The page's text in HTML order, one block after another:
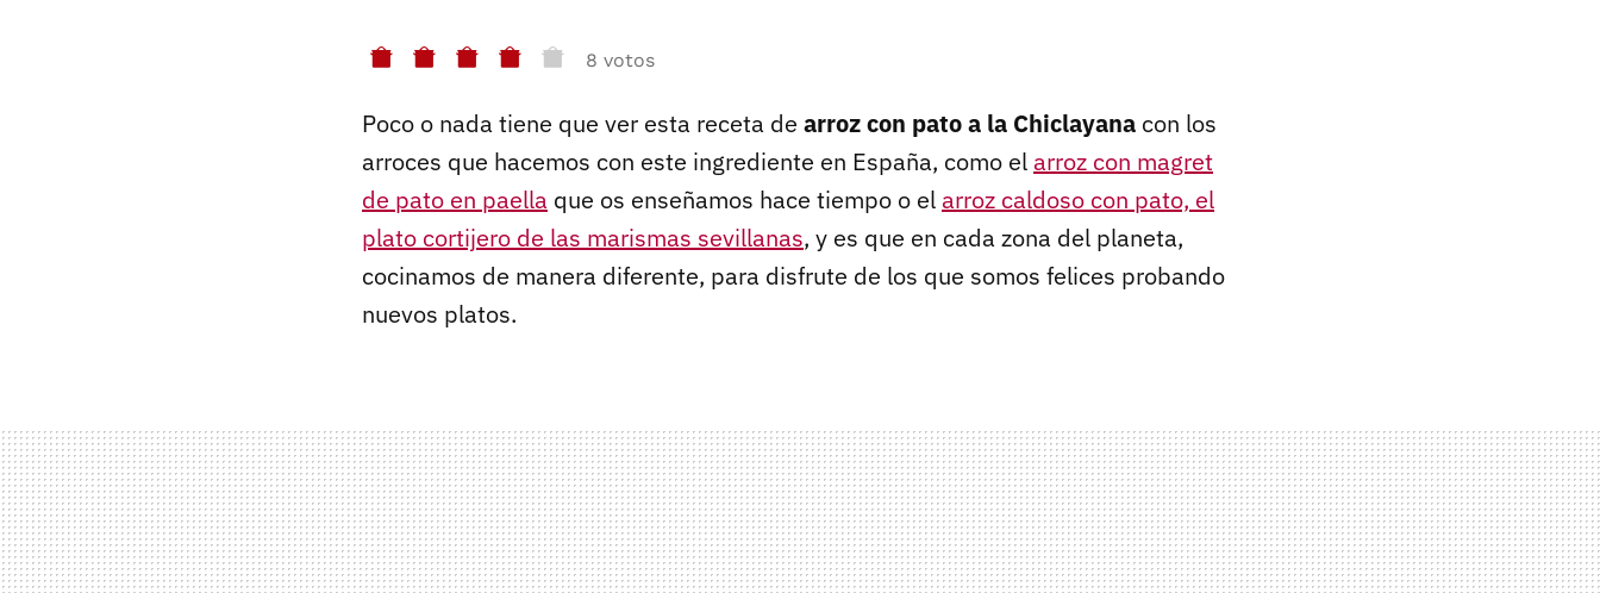
8 votos
Poco o nada tiene que ver esta receta de arroz con pato a la Chiclayana con los
arroces que hacemos con este ingrediente en España, como el arroz con magret
de pato en paella que os enseñamos hace tiempo o el arroz caldoso con pato, el
plato cortijero de las marismas sevillanas, y es que en cada zona del planeta,
cocinamos de manera diferente, para disfrute de los que somos felices probando
nuevos platos.